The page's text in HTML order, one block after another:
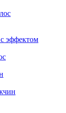
эффектом